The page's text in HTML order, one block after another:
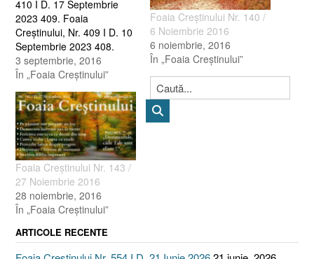
410 I D. 17 Septembrie
2023 409. Foaia
Creştinului, Nr. 409 I D. 10
Septembrie 2023 408.
Foaia Creştinului, Nr. 408 I
D. 3 Septembrie 2023 407.
D. 27 August 2023 406.
Foaia Creştinului, Nr. 406 I
D. 20 August 2023…
3 septembrie, 2016
În „Foaia Creştinului”
Foaia Creştinului Nr. 140 /
6 Noiembrie 2016
6 noiembrie, 2016
În „Foaia Creştinului”
Foaia Creştinului Nr. 143 /
27 Noiembrie 2016
28 noiembrie, 2016
În „Foaia Creştinului”
ARTICOLE RECENTE